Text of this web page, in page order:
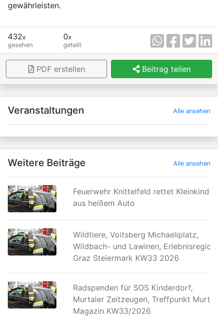
gewährleisten.
432x
gesehen
0x
geteilt
PDF erstellen Beitrag teilen
×
Veranstaltungen Alle ansehen
Weitere Beiträge Alle ansehen
Feuerwehr Knittelfeld rettet Kleinkind
aus heißem Auto
Wildtiere, Voitsberg Michaeliplatz,
Wildbach- und Lawinen, Erlebnisregion
Graz Steiermark KW33 2026
Radspenden für SOS Kinderdorf,
Murtaler Zeitzeugen, Treffpunkt Murtal
Magazin KW33/2026